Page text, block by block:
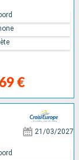
€
21/03/2027